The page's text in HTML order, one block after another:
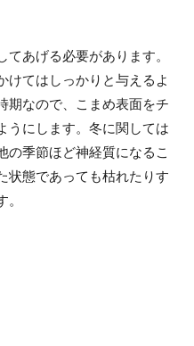
あげる必要があります。
けてはしっかりと与えるよ
期なので、こまめ表面をチ
うにします。冬に関しては
の季節ほど神経質になるこ
状態であっても枯れたりす
。